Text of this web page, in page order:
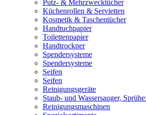
Putz- & Mehrzwecktücher
Küchenrollen & Servietten
Kosmetik & Taschentücher
Handtuchpapier
Toilettenpapier
Handtrockner
Spendersysteme
Spendersysteme
Seifen
Seifen
Reinigungsgeräte
Staub- und Wassersauger,
Reinigungsmaschinen